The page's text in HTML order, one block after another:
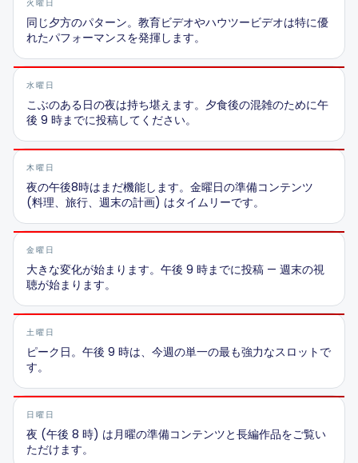
火曜日
同じ夕方のパターン。教育ビデオやハウツービデオは特に優
れたパフォーマンスを発揮します。
水曜日
こぶのある日の夜は持ち堪えます。夕食後の混雑のために午
後 9 時までに投稿してください。
木曜日
夜の午後8時はまだ機能します。金曜日の準備コンテンツ
(料理、旅行、週末の計画) はタイムリーです。
金曜日
大きな変化が始まります。午後 9 時までに投稿 — 週末の視
聴が始まります。
土曜日
ピーク日。午後 9 時は、今週の単一の最も強力なスロットで
す。
日曜日
夜 (午後 8 時) は月曜の準備コンテンツと長編作品をご覧い
ただけます。